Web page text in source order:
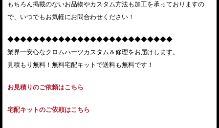
もちろん掲載のないお品物やカスタム方法も加工を承っておりますの
で、いつでもお気軽にお問合わせください！
◆◆◆◆◆◆◆◆◆◆◆◆◆◆◆◆◆◆◆◆◆◆◆◆◆◆
業界一安心なクロムハーツカスタム＆修理をお届けします。
見積もり無料！無料宅配キットで送料も無料です！
お見積りのご依頼はこちら
宅配キットのご依頼はこちら